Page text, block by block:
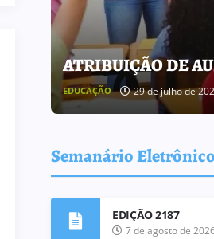
BOLETIM
BOLETIM INFORMATIVO
Semanário Eletrônico
EDIÇÃO 2187
7 de agosto de